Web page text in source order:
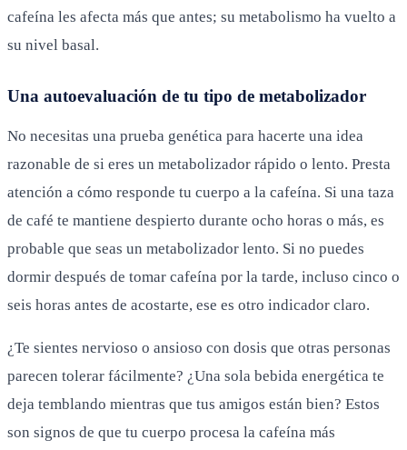
cafeína les afecta más que antes; su metabolismo ha vuelto a
su nivel basal.
Una autoevaluación de tu tipo de metabolizador
No necesitas una prueba genética para hacerte una idea
razonable de si eres un metabolizador rápido o lento. Presta
atención a cómo responde tu cuerpo a la cafeína. Si una taza
de café te mantiene despierto durante ocho horas o más, es
probable que seas un metabolizador lento. Si no puedes
dormir después de tomar cafeína por la tarde, incluso cinco o
seis horas antes de acostarte, ese es otro indicador claro.
¿Te sientes nervioso o ansioso con dosis que otras personas
parecen tolerar fácilmente? ¿Una sola bebida energética te
deja temblando mientras que tus amigos están bien? Estos
son signos de que tu cuerpo procesa la cafeína más